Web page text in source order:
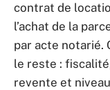
contrat de
l’achat de la
par acte
le reste :
revente et